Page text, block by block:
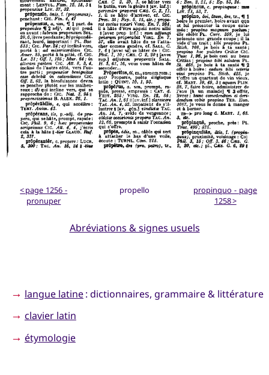
< page 1256 -
pronuper
propello
propinquo - page
1258 >
Abréviations & signes usuels
→ langue latine: dictionnaires, grammaire & littérature
→ clavier latin
→ étymologie